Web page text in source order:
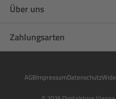
Über uns
Zahlungsarten
AGBImpressumDatenschutz